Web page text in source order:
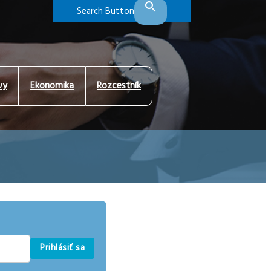
Search Button
Ekonomika Rozcestník
Prihlásiť sa